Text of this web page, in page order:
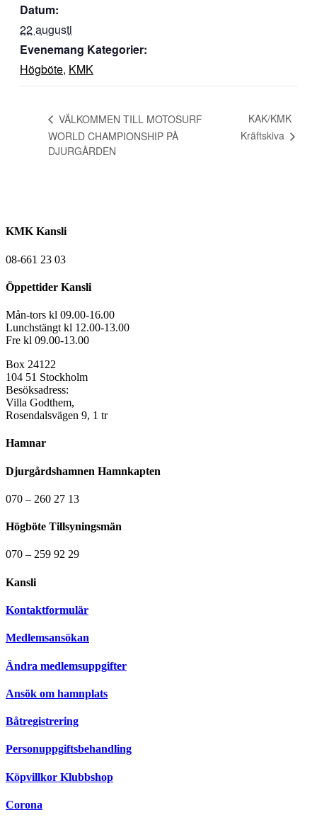
Datum:
22 augusti
Evenemang Kategorier:
Högböte, KMK
VÄLKOMMEN TILL MOTOSURF
WORLD CHAMPIONSHIP PÅ
DJURGÅRDEN
KAK/KMK
Kräftskiva
KMK Kansli
08-661 23 03
Öppettider Kansli
Mån-tors kl 09.00-16.00
Lunchstängt kl 12.00-13.00
Fre kl 09.00-13.00
Box 24122
104 51 Stockholm
Besöksadress:
Villa Godthem,
Rosendalsvägen 9, 1 tr
Hamnar
Djurgårdshamnen Hamnkapten
070 – 260 27 13
Högböte Tillsyningsmän
070 – 259 92 29
Kansli
Kontaktformulär
Medlemsansökan
Ändra medlemsuppgifter
Ansök om hamnplats
Båtregistrering
Personuppgiftsbehandling
Köpvillkor Klubbshop
Corona